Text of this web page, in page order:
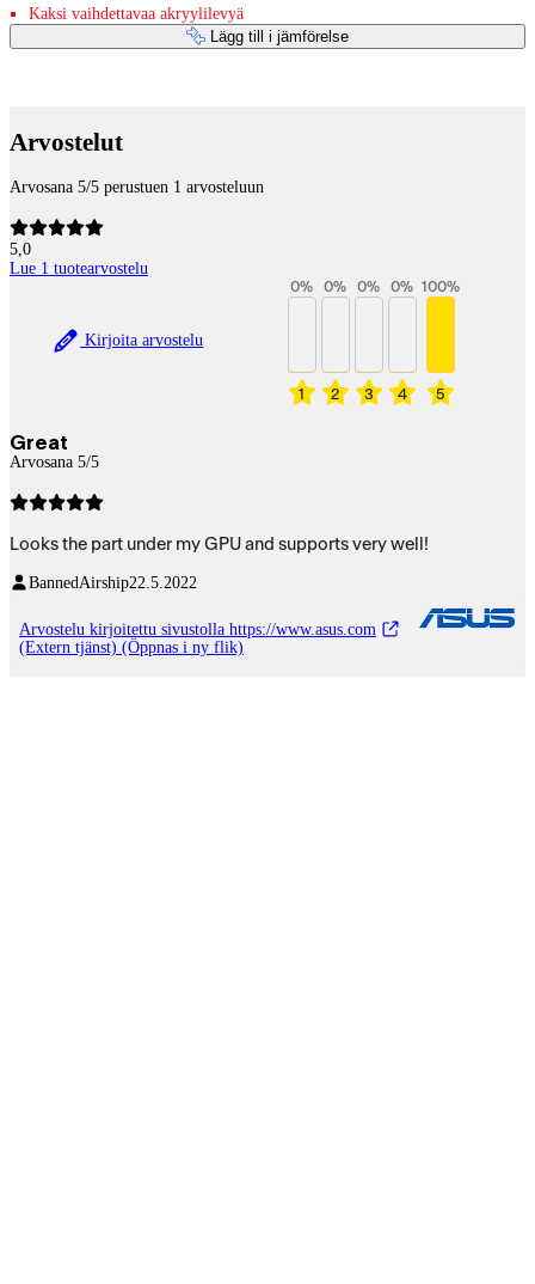
Kaksi vaihdettavaa akryylilevyä
Lägg till i jämförelse
Arvostelut
Arvosana 5/5 perustuen 1 arvosteluun
5,0
Lue 1 tuotearvostelu
Kirjoita arvostelu
1
0%
2
0%
3
0%
4
0%
5
100%
Great
Arvosana 5/5
Looks the part under my GPU and supports very well!
BannedAirship22.5.2022
Arvostelu kirjoitettu sivustolla https://www.asus.com
(Extern tjänst) (Öppnas i ny flik)